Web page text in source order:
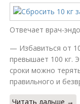
Отвечает врач-
— Избавиться от
превышает 100 кг.
сроки можно
правильного и
Читать дальше →